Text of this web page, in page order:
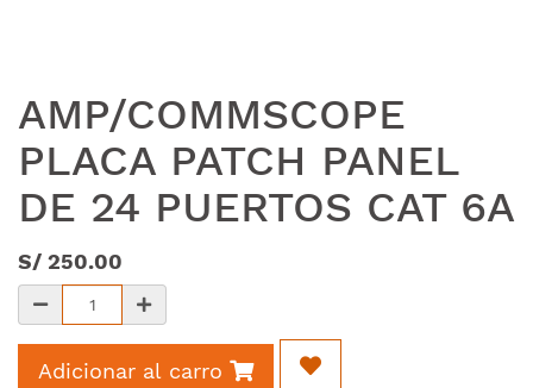
AMP/COMMSCOPE
PLACA PATCH PANEL
DE 24 PUERTOS CAT 6A
S/ 250.00
Adicionar al carro